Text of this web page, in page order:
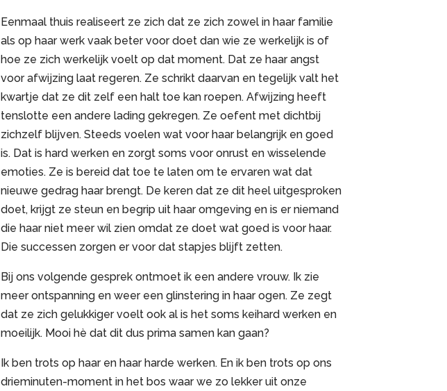
Eenmaal thuis realiseert ze zich dat ze zich zowel in haar familie
als op haar werk vaak beter voor doet dan wie ze werkelijk is of
hoe ze zich werkelijk voelt op dat moment. Dat ze haar angst
voor afwijzing laat regeren. Ze schrikt daarvan en tegelijk valt het
kwartje dat ze dit zelf een halt toe kan roepen. Afwijzing heeft
tenslotte een andere lading gekregen. Ze oefent met dichtbij
zichzelf blijven. Steeds voelen wat voor haar belangrijk en goed
is. Dat is hard werken en zorgt soms voor onrust en wisselende
emoties. Ze is bereid dat toe te laten om te ervaren wat dat
nieuwe gedrag haar brengt. De keren dat ze dit heel uitgesproken
doet, krijgt ze steun en begrip uit haar omgeving en is er niemand
die haar niet meer wil zien omdat ze doet wat goed is voor haar.
Die successen zorgen er voor dat stapjes blijft zetten.
Bij ons volgende gesprek ontmoet ik een andere vrouw. Ik zie
meer ontspanning en weer een glinstering in haar ogen. Ze zegt
dat ze zich gelukkiger voelt ook al is het soms keihard werken en
moeilijk. Mooi hè dat dit dus prima samen kan gaan?
Ik ben trots op haar en haar harde werken. En ik ben trots op ons
drieminuten-moment in het bos waar we zo lekker uit onze